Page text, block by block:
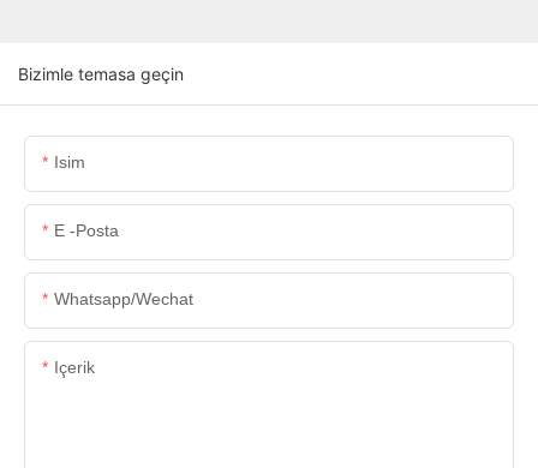
Bizimle temasa geçin
Isim
E -posta
Whatsapp/wechat
Içerik